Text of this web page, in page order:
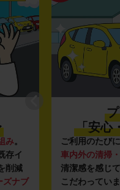
み。
存イ
削減
ズナブ
「安心
ご利用のたびに
車内外の清掃
清潔感を感じ
こだわっていま